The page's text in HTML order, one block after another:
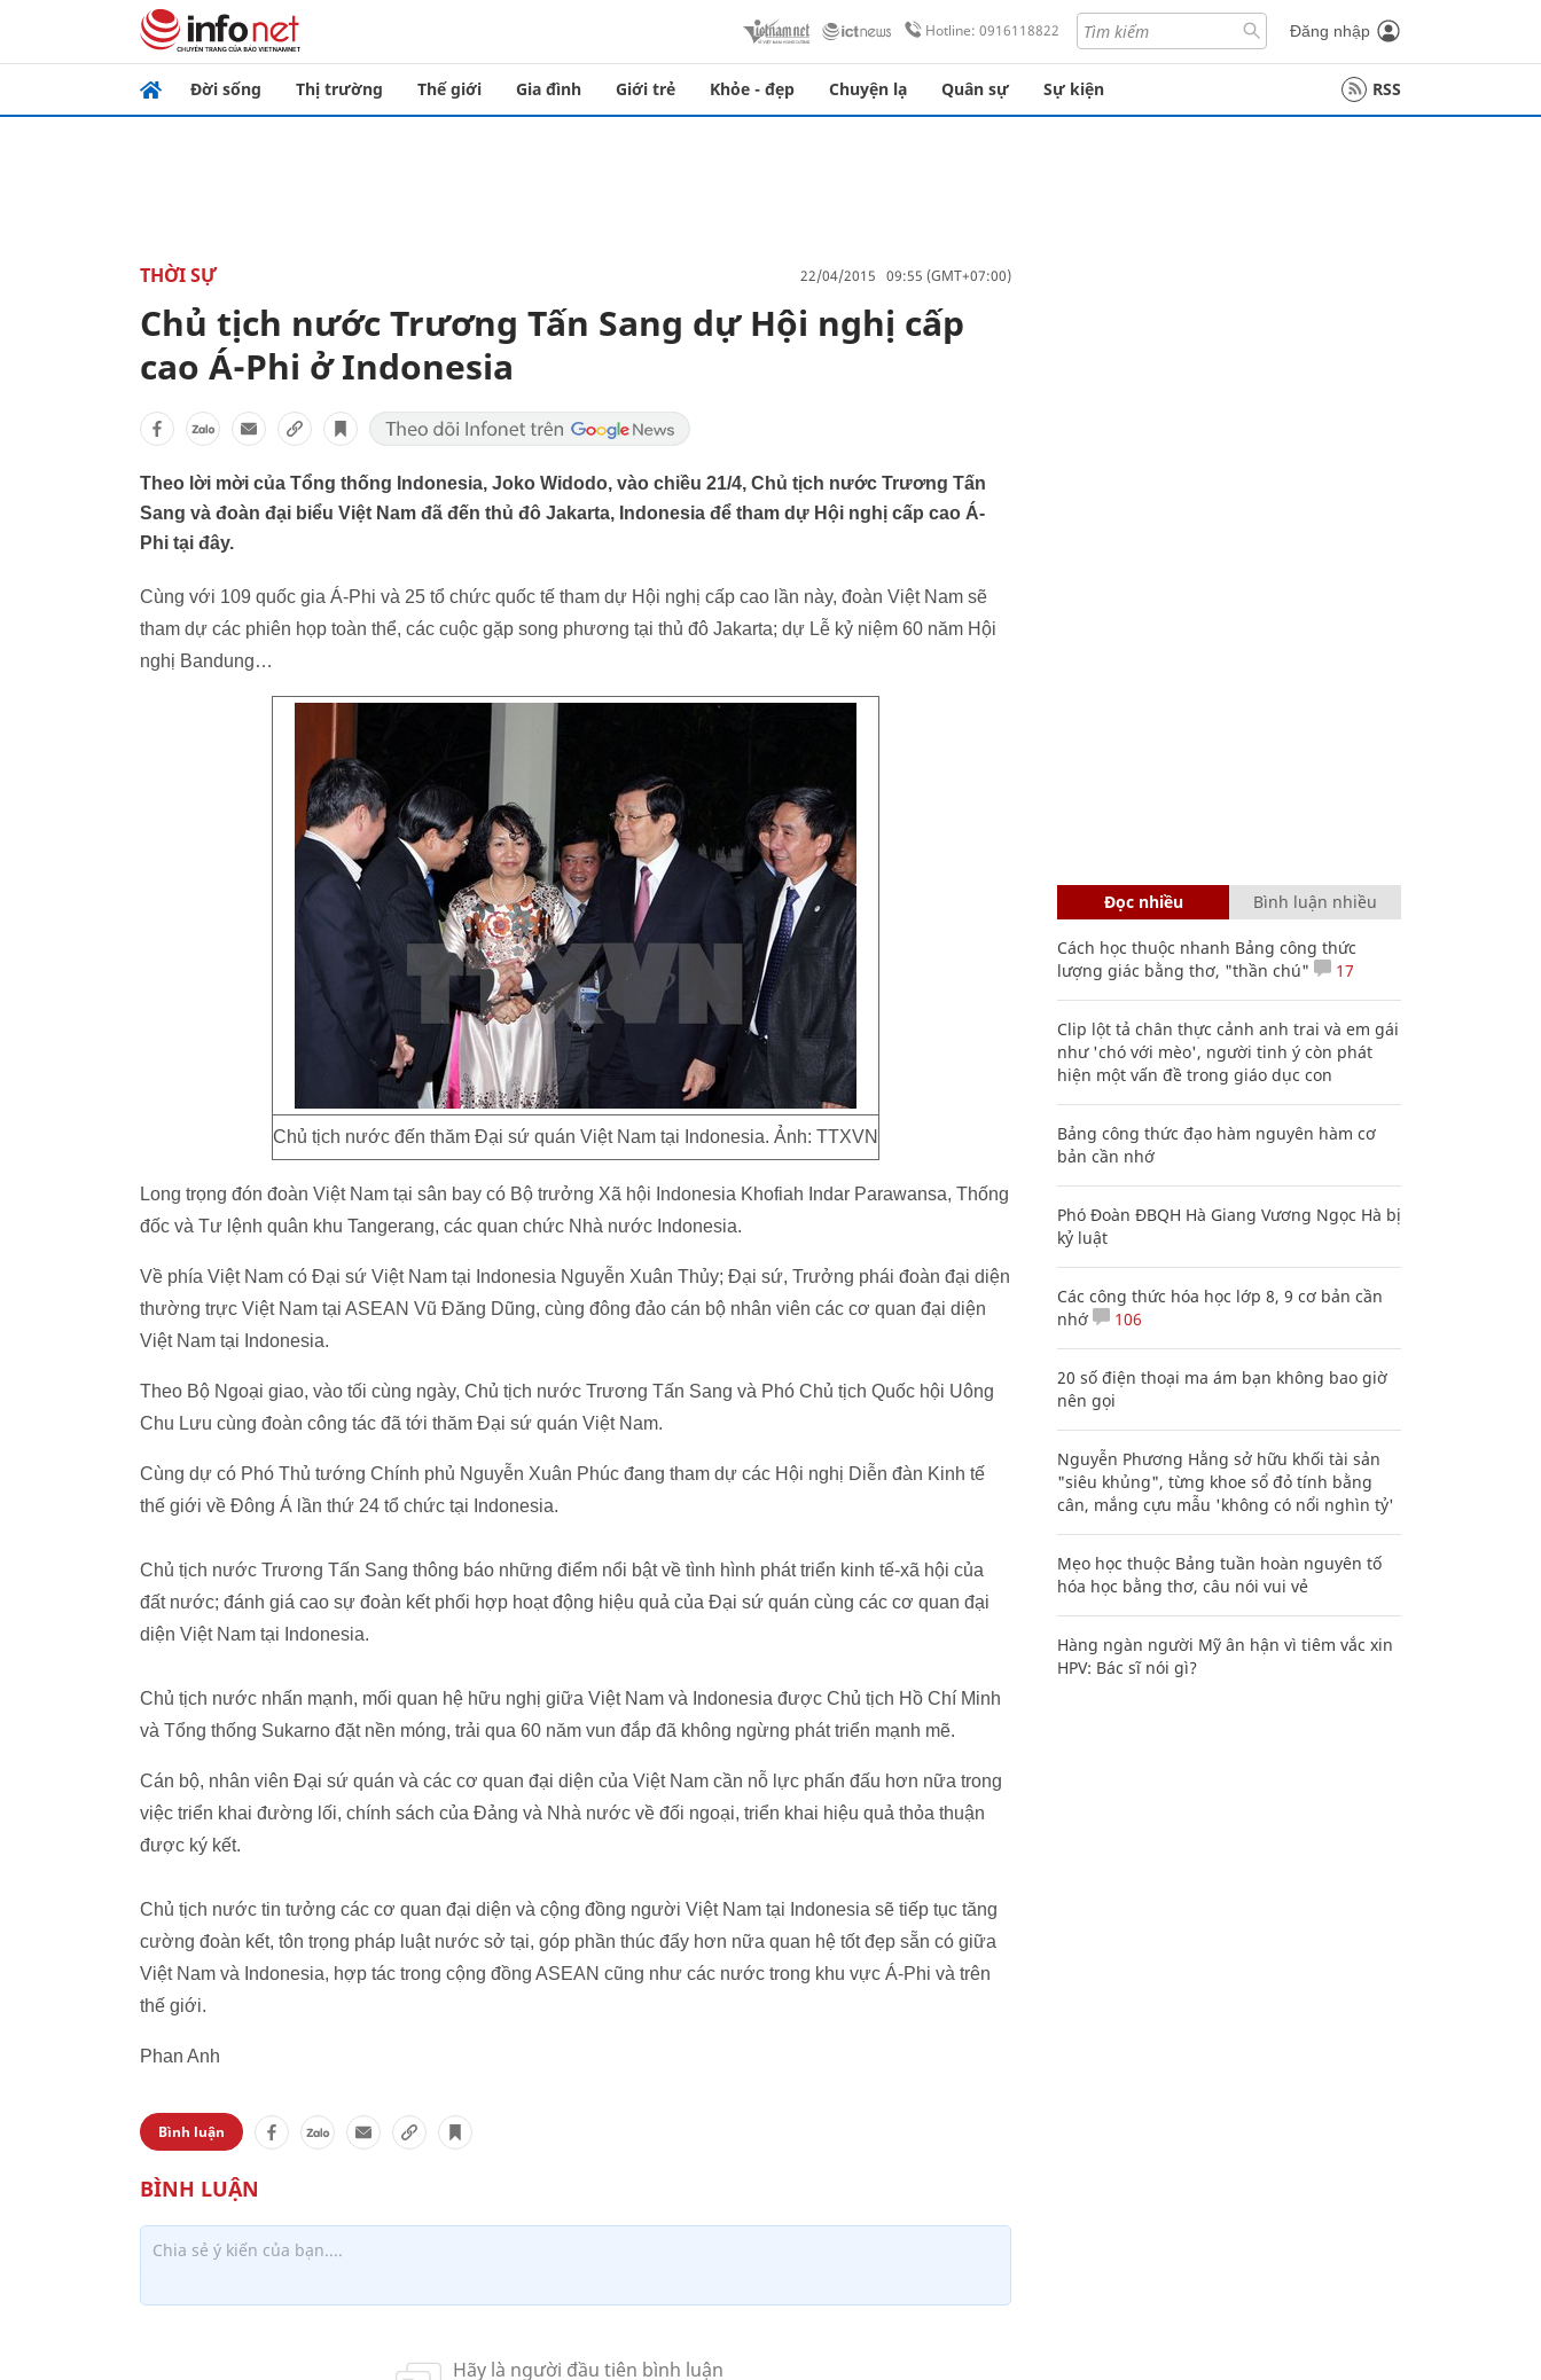
Hotline: 0916118822 Đăng nhập
Đời sống Thị trường Thế giới Gia đình Giới trẻ Khỏe - đẹp Chuyện lạ Quân sự Sự kiện RSS
THỜI SỰ 22/04/2015 09:55 (GMT+07:00)
Chủ tịch nước Trương Tấn Sang dự Hội nghị cấp
cao Á-Phi ở Indonesia
Theo lời mời của Tổng thống Indonesia, Joko Widodo, vào chiều 21/4, Chủ tịch nước Trương Tấn
Sang và đoàn đại biểu Việt Nam đã đến thủ đô Jakarta, Indonesia để tham dự Hội nghị cấp cao Á-
Phi tại đây.
Cùng với 109 quốc gia Á-Phi và 25 tổ chức quốc tế tham dự Hội nghị cấp cao lần này, đoàn Việt Nam sẽ
tham dự các phiên họp toàn thể, các cuộc gặp song phương tại thủ đô Jakarta; dự Lễ kỷ niệm 60 năm Hội
nghị Bandung…
Chủ tịch nước đến thăm Đại sứ quán Việt Nam tại Indonesia. Ảnh: TTXVN
Long trọng đón đoàn Việt Nam tại sân bay có Bộ trưởng Xã hội Indonesia Khofiah Indar Parawansa, Thống
đốc và Tư lệnh quân khu Tangerang, các quan chức Nhà nước Indonesia.
Về phía Việt Nam có Đại sứ Việt Nam tại Indonesia Nguyễn Xuân Thủy; Đại sứ, Trưởng phái đoàn đại diện
thường trực Việt Nam tại ASEAN Vũ Đăng Dũng, cùng đông đảo cán bộ nhân viên các cơ quan đại diện
Việt Nam tại Indonesia.
Theo Bộ Ngoại giao, vào tối cùng ngày, Chủ tịch nước Trương Tấn Sang và Phó Chủ tịch Quốc hội Uông
Chu Lưu cùng đoàn công tác đã tới thăm Đại sứ quán Việt Nam.
Cùng dự có Phó Thủ tướng Chính phủ Nguyễn Xuân Phúc đang tham dự các Hội nghị Diễn đàn Kinh tế
thế giới về Đông Á lần thứ 24 tổ chức tại Indonesia.
Chủ tịch nước Trương Tấn Sang thông báo những điểm nổi bật về tình hình phát triển kinh tế-xã hội của
đất nước; đánh giá cao sự đoàn kết phối hợp hoạt động hiệu quả của Đại sứ quán cùng các cơ quan đại
diện Việt Nam tại Indonesia.
Chủ tịch nước nhấn mạnh, mối quan hệ hữu nghị giữa Việt Nam và Indonesia được Chủ tịch Hồ Chí Minh
và Tổng thống Sukarno đặt nền móng, trải qua 60 năm vun đắp đã không ngừng phát triển mạnh mẽ.
Cán bộ, nhân viên Đại sứ quán và các cơ quan đại diện của Việt Nam cần nỗ lực phấn đấu hơn nữa trong
việc triển khai đường lối, chính sách của Đảng và Nhà nước về đối ngoại, triển khai hiệu quả thỏa thuận
được ký kết.
Chủ tịch nước tin tưởng các cơ quan đại diện và cộng đồng người Việt Nam tại Indonesia sẽ tiếp tục tăng
cường đoàn kết, tôn trọng pháp luật nước sở tại, góp phần thúc đẩy hơn nữa quan hệ tốt đẹp sẵn có giữa
Việt Nam và Indonesia, hợp tác trong cộng đồng ASEAN cũng như các nước trong khu vực Á-Phi và trên
thế giới.
Phan Anh
Bình luận
Đọc nhiều Bình luận nhiều
Cách học thuộc nhanh Bảng công thức
lượng giác bằng thơ, "thần chú"
17
Clip lột tả chân thực cảnh anh trai và em gái
như 'chó với mèo', người tinh ý còn phát
hiện một vấn đề trong giáo dục con
Bảng công thức đạo hàm nguyên hàm cơ
bản cần nhớ
Phó Đoàn ĐBQH Hà Giang Vương Ngọc Hà bị
kỷ luật
Các công thức hóa học lớp 8, 9 cơ bản cần
nhớ
106
20 số điện thoại ma ám bạn không bao giờ
nên gọi
Nguyễn Phương Hằng sở hữu khối tài sản
"siêu khủng", từng khoe sổ đỏ tính bằng
cân, mắng cựu mẫu 'không có nổi nghìn tỷ'
Mẹo học thuộc Bảng tuần hoàn nguyên tố
hóa học bằng thơ, câu nói vui vẻ
Hàng ngàn người Mỹ ân hận vì tiêm vắc xin
HPV: Bác sĩ nói gì?